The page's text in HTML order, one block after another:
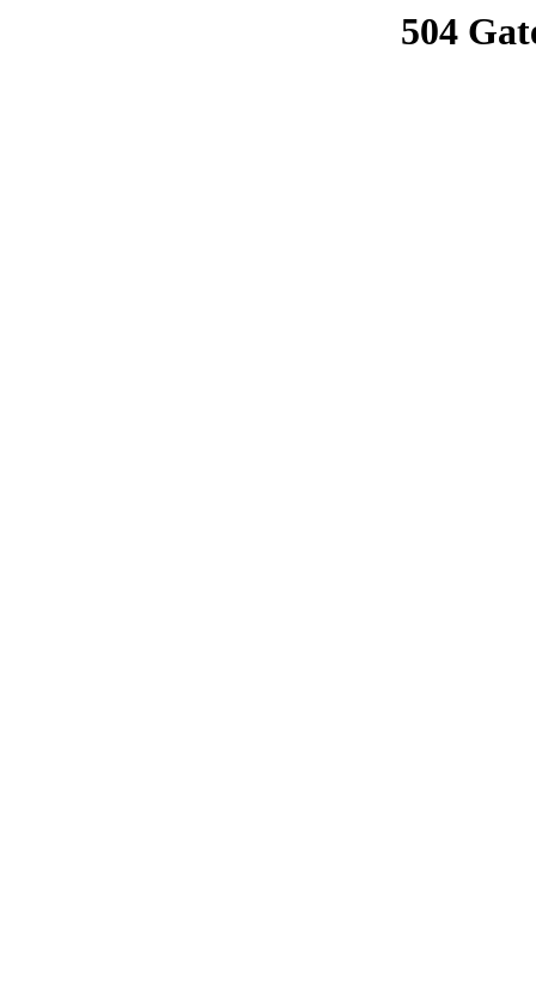
504